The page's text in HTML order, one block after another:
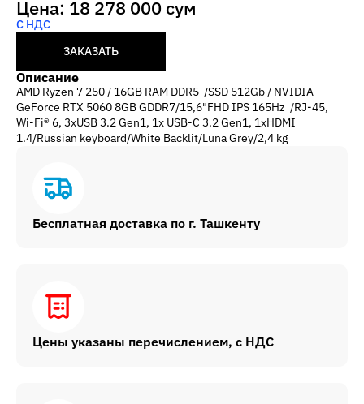
Цена: 18 278 000 сум
С НДС
ЗАКАЗАТЬ
Описание
AMD Ryzen 7 250 / 16GB RAM DDR5 /SSD 512Gb / NVIDIA
GeForce RTX 5060 8GB GDDR7/15,6"FHD IPS 165Hz /RJ-45,
Wi-Fi® 6, 3xUSB 3.2 Gen1, 1x USB-C 3.2 Gen1, 1xHDMI
1.4/Russian keyboard/White Backlit/Luna Grey/2,4 kg
Бесплатная доставка по г. Ташкенту
Цены указаны перечислением, с НДС